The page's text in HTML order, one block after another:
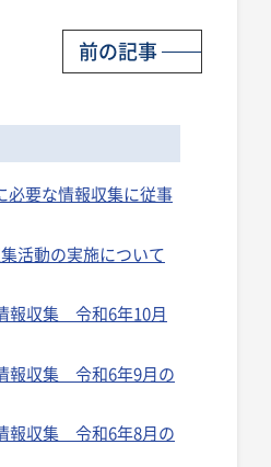
前の記事
必要な情報収集に従事
活動の実施について
報収集 令和6年10月
報収集 令和6年9月の
報収集 令和6年8月の